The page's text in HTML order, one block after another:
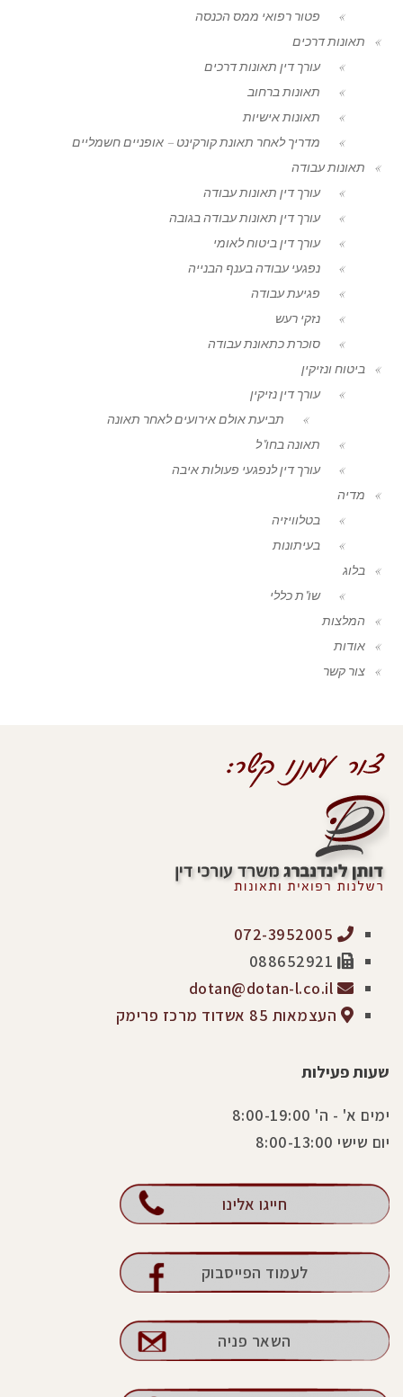
פטור רפואי ממס הכנסה
תאונות דרכים
עורך דין תאונות דרכים
תאונות ברחוב
תאונות אישיות
מדריך לאחר תאונת קורקינט – אופניים חשמליים
תאונות עבודה
עורך דין תאונות עבודה
עורך דין תאונות עבודה בגובה
עורך דין ביטוח לאומי
נפגעי עבודה בענף הבנייה
פגיעת עבודה
נזקי רעש
סוכרת כתאונת עבודה
ביטוח ונזיקין
עורך דין נזיקין
תביעת אולם אירועים לאחר תאונה
תאונה בחו"ל
עורך דין לנפגעי פעולות איבה
מדיה
בטלוויזיה
בעיתונות
בלוג
שו"ת כללי
המלצות
אודות
צור קשר
העצמאות 85 אשדוד מרכז פרימק
שעות פעילות
ימים א' - ה' 8:00-19:00
יום שישי 8:00-13:00
חייגו אלינו
לעמוד הפייסבוק
השאר פניה